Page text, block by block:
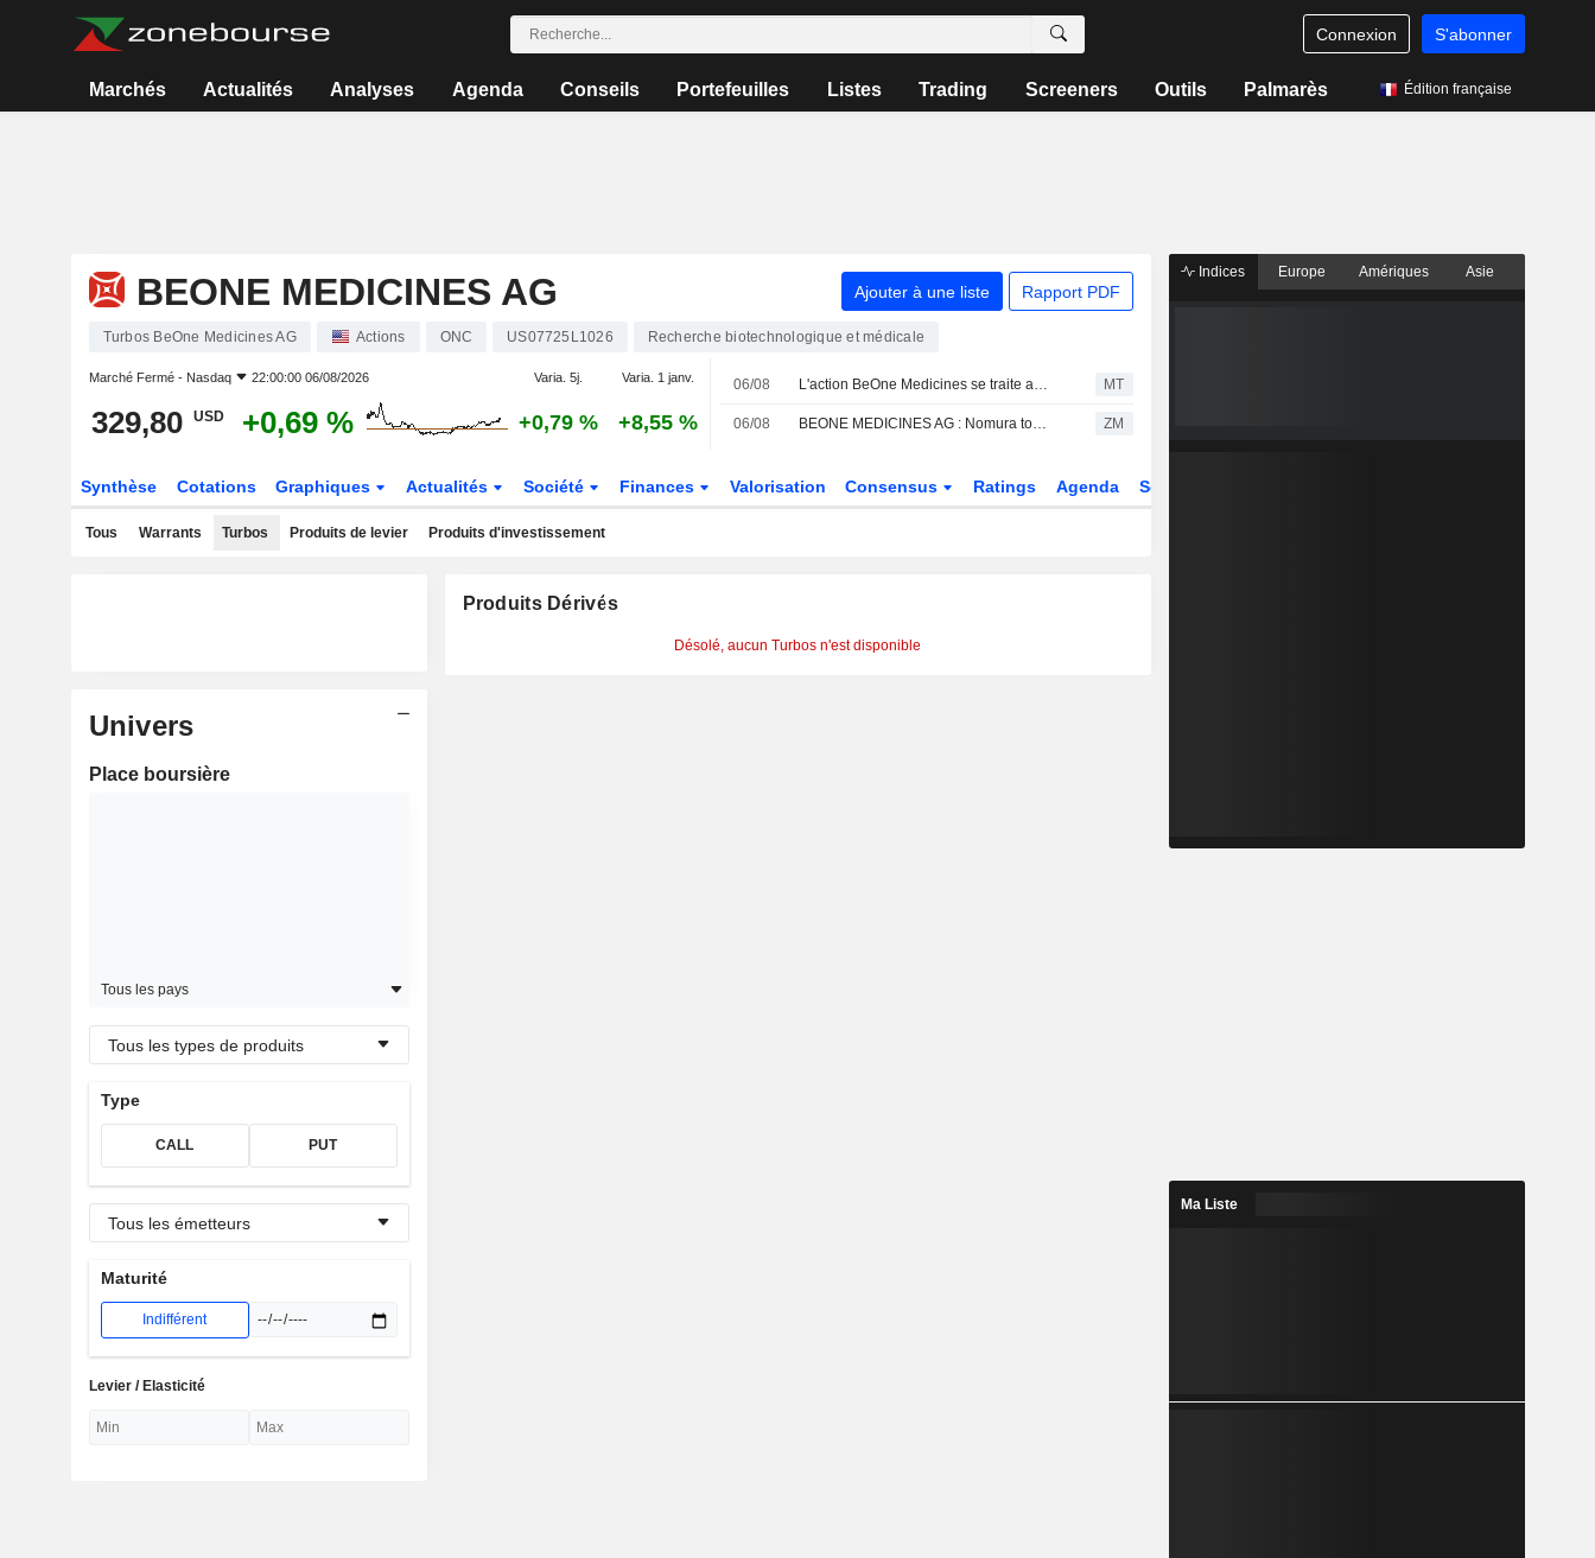
Connexion S'abonner
Marchés Actualités Analyses Agenda Conseils Portefeuilles Listes Trading Screeners Outils Palmarès Édition française
BEONE MEDICINES AG Ajouter à une liste Rapport PDF
Turbos BeOne Medicines AG Actions ONC US07725L1026 Recherche biotechnologique et médicale
Marché Fermé - Nasdaq 22:00:00 06/08/2026 Varia. 5j. Varia. 1 janv.
329,80 USD +0,69 % +0,79 % +8,55 %
06/08 L'action BeOne Medicines se traite avec une décote par rapport à sa juste valeur, selon RBC MT
06/08 BEONE MEDICINES AG : Nomura toujours positif ZM
Synthèse Cotations Graphiques Actualités Société Finances Valorisation Consensus Ratings Agenda Secteur
Tous Warrants Turbos Produits de levier Produits d'investissement
Univers
Place boursière
Tous les pays
Tous les types de produits
Type
CALL PUT
Tous les émetteurs
Maturité
Indifférent
Levier / Elasticité
Produits Dérivés
Désolé, aucun Turbos n'est disponible
Indices Europe Amériques Asie
Ma Liste